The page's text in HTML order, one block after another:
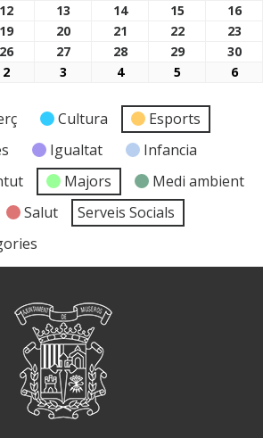
12 12/08/2026
13 13/08/2026
1414/08/2026
15 15/08/2026
16
19 19/08/2026
20 20/08/2026
21 21/08/2026
22 22/08/2026
23
26 26/08/2026
27 27/08/2026
28 28/08/2026
29 29/08/2026
30
2 02/09/2026
3 03/09/2026
404/09/2026
5 05/09/2026
606/
Cultura
Esports
Igualtat
Infancia
Majors
Medi ambient
Salut
Serveis Socials